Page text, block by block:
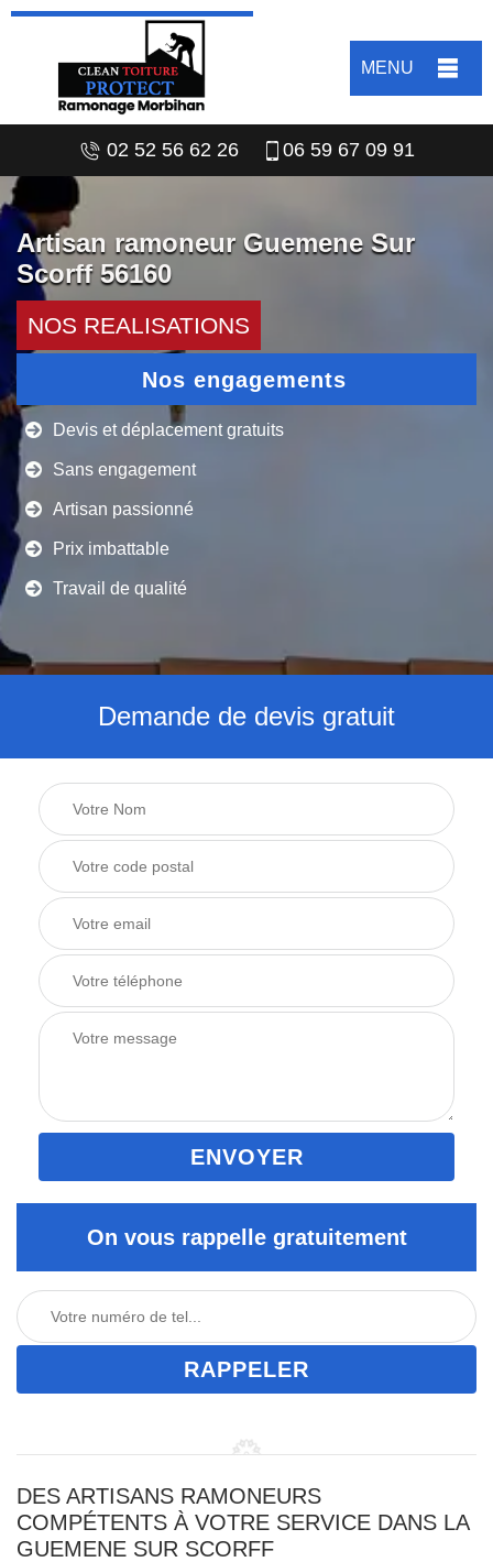
MENU
02 52 56 62 26 06 59 67 09 91
Artisan ramoneur Guemene Sur
Scorff 56160
NOS REALISATIONS
Nos engagements
Devis et déplacement gratuits
Sans engagement
Artisan passionné
Prix imbattable
Travail de qualité
Demande de devis gratuit
On vous rappelle gratuitement
DES ARTISANS RAMONEURS
COMPÉTENTS À VOTRE SERVICE DANS LA
GUEMENE SUR SCORFF